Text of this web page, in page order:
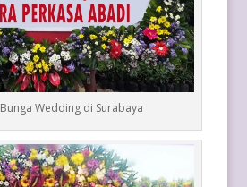
Wedding di Surabaya